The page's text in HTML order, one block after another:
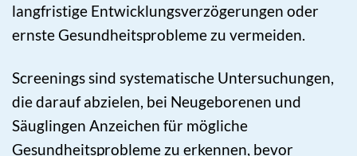
langfristige Entwicklungsverzögerungen oder
ernste Gesundheitsprobleme zu vermeiden.
Screenings sind systematische Untersuchungen,
die darauf abzielen, bei Neugeborenen und
Säuglingen Anzeichen für mögliche
Gesundheitsprobleme zu erkennen, bevor